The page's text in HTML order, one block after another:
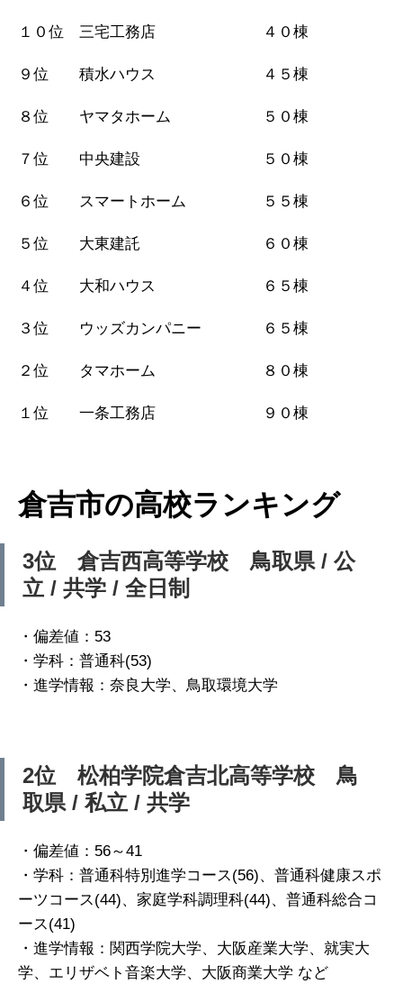
１０位 三宅工務店 ４０棟
９位 積水ハウス ４５棟
８位 ヤマタホーム ５０棟
７位 中央建設 ５０棟
６位 スマートホーム ５５棟
５位 大東建託 ６０棟
４位 大和ハウス ６５棟
３位 ウッズカンパニー ６５棟
２位 タマホーム ８０棟
１位 一条工務店 ９０棟
倉吉市の高校ランキング
3位 倉吉西高等学校 鳥取県 / 公
立 / 共学 / 全日制
・偏差値：53
・学科：普通科(53)
・進学情報：奈良大学、鳥取環境大学
2位 松柏学院倉吉北高等学校 鳥
取県 / 私立 / 共学
・偏差値：56～41
・学科：普通科特別進学コース(56)、普通科健康スポ
ーツコース(44)、家庭学科調理科(44)、普通科総合コ
ース(41)
・進学情報：関西学院大学、大阪産業大学、就実大
学、エリザベト音楽大学、大阪商業大学 など